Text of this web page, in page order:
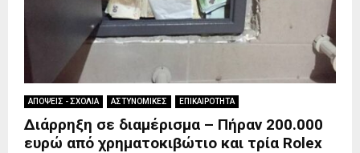
ΑΠΟΨΕΙΣ - ΣΧΟΛΙΑ ΑΣΤΥΝΟΜΙΚΕΣ ΕΠΙΚΑΙΡΟΤΗΤΑ
Διάρρηξη σε διαμέρισμα – Πήραν 200.000
ευρώ από χρηματοκιβώτιο και τρία Rolex